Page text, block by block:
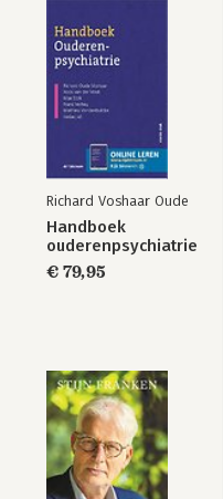
Richard Voshaar Oude
Handboek
ouderenpsychiatrie
€ 79,95